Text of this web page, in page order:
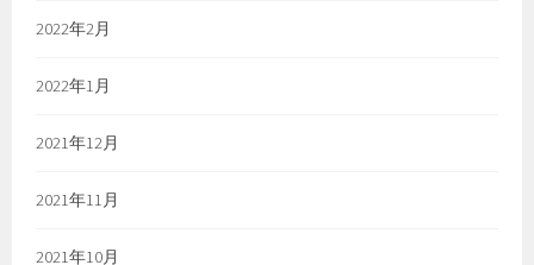
2022年2月
2022年1月
2021年12月
2021年11月
2021年10月